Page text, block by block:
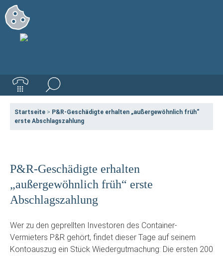
Startseite > P&R-Geschädigte erhalten „außergewöhnlich früh“
erste Abschlagszahlung
P&R-Geschädigte erhalten
„außergewöhnlich früh“ erste
Abschlagszahlung
Wer zu den geprellten Investoren des Container-
Vermieters P&R gehört, findet dieser Tage auf seinem
Kontoauszug ein Stück Wiedergutmachung: Die ersten 200